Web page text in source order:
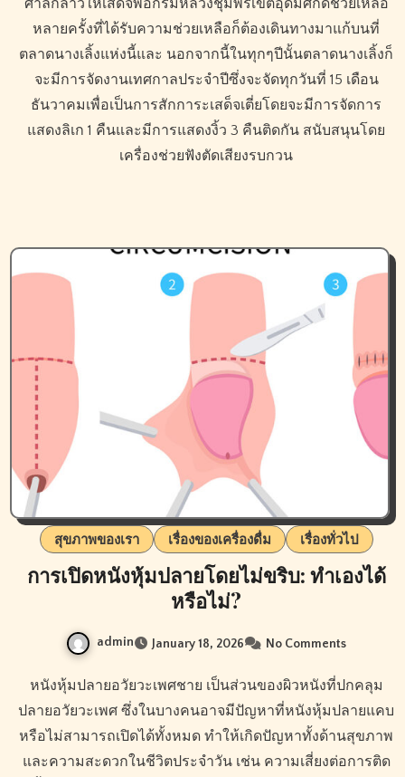
ศาลกล่าวให้เสด็จพ่อกรมหลวงชุมพรเขตอุดมศักดิ์ช่วยเหลือ
หลายครั้งที่ได้รับความช่วยเหลือก็ต้องเดินทางมาแก้บนที่
ตลาดนางเลิ้งแห่งนี้และ นอกจากนี้ในทุกๆปีนั้นตลาดนางเลิ้งก็
จะมีการจัดงานเทศกาลประจำปีซึ่งจะจัดทุกวันที่ 15 เดือน
ธันวาคมเพื่อเป็นการสักการะเสด็จเตี่ยโดยจะมีการจัดการ
แสดงลิเก 1 คืนและมีการแสดงงิ้ว 3 คืนติดกัน สนับสนุนโดย
เครื่องช่วยฟังตัดเสียงรบกวน
สุขภาพของเรา เรื่องของเครื่องดื่ม เรื่องทั่วไป
การเปิดหนังหุ้มปลายโดยไม่ขริบ: ทำเองได้
หรือไม่?
admin January 18, 2026 No Comments
หนังหุ้มปลายอวัยวะเพศชาย เป็นส่วนของผิวหนังที่ปกคลุม
ปลายอวัยวะเพศ ซึ่งในบางคนอาจมีปัญหาที่หนังหุ้มปลายแคบ
หรือไม่สามารถเปิดได้ทั้งหมด ทำให้เกิดปัญหาทั้งด้านสุขภาพ
และความสะดวกในชีวิตประจำวัน เช่น ความเสี่ยงต่อการติด